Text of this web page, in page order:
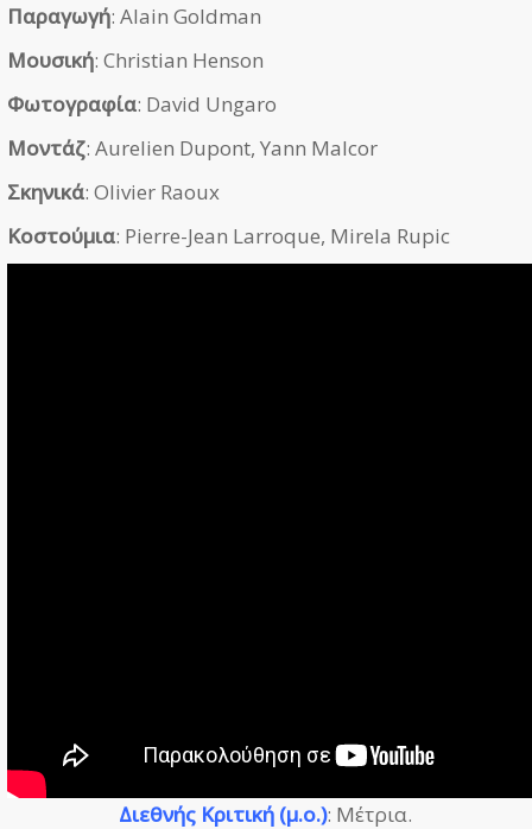
Παραγωγή: Alain Goldman
Μουσική: Christian Henson
Φωτογραφία: David Ungaro
Μοντάζ: Aurelien Dupont, Yann Malcor
Σκηνικά: Olivier Raoux
Κοστούμια: Pierre-Jean Larroque, Mirela Rupic
Διεθνής Κριτική (μ.ο.): Μέτρια.